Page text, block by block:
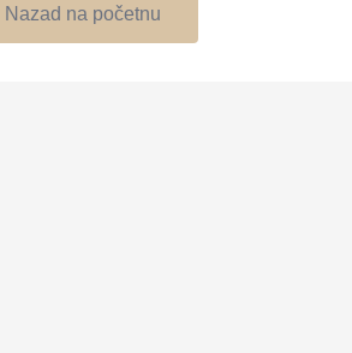
Nazad na početnu